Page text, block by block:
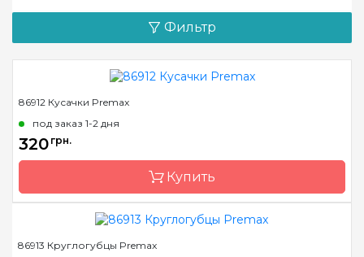
Фильтр
86912 Кусачки Premax
под заказ 1-2 дня
320 грн.
Купить
Бренд
86913 Круглогубцы Premax